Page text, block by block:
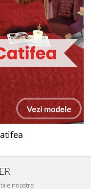
noastre